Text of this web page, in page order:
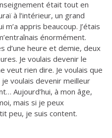
était tout en
à l’intérieur, un grand
appris beaucoup. J’étais
énormément.
d’une heure et demie, deux
Je voulais devenir le
veut rien dire. Je voulais que
voulais devenir meilleur
Aujourd’hui, à mon âge,
mais si je peux
peu, je suis content.